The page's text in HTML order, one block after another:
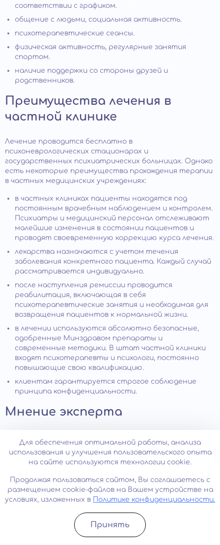
соответствии с графиком.
общение с людьми, социальная активность.
психотерапевтические сеансы.
физическая активность, регулярные занятия
спортом.
наличие поддержки со стороны друзей и
родственников.
Преимущества лечения в
частной клинике
Лечение проводится бесплатно в
психоневрологических стационарах и
государственных психиатрических больницах. Однако
есть некоторые преимущества прохождения терапии
в частных медицинских учреждениях:
в частных клиниках пациенты находятся под
постоянным врачебным наблюдением и контролем.
Психиатры и медицинский персонал отслеживают
малейшие изменения в состоянии пациентов и
проводят своевременную коррекцию курса лечения.
лекарства назначаются с учетом течения
заболевания конкретного пациента. Каждый случай
рассматривается индивидуально.
после наступления ремиссии проводится
реабилитация, включающая в себя
психотерапевтические занятия и необходимая для
возвращения пациентов к нормальной жизни.
в лечении используются абсолютно безопасные,
одобренные Минздравом препараты и
современные методики. В штат частной клиники
входят психотерапевты и психологи, постоянно
повышающие свою квалификацию.
клиентам гарантируется строгое соблюдение
принципа конфиденциальности.
Мнение эксперта
нарколог высшей категории с 40-летним стажем
работы. Виталий Леонидович Минутко:
«Начнем с того, что симптомы встречаются почти
подростковом возрасте (40–66%) поверхностные и
слабо выраженные психотические симптомы могут
возникать без других, явных признаков дисфункции
Записатьcя
Для обеспечения оптимальной работы, анализа
использования и улучшения пользовательского опыта
на сайте используются технологии cookie.
Продолжая пользоваться сайтом, Вы соглашаетесь с
размещением cookie-файлов на Вашем устройстве на
условиях, изложенных в
Политике конфиденциальности.
Принять